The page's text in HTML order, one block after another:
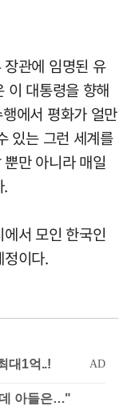
관에 임명된 유
이 대통령을 향해
에서 평화가 얼만
있는 그런 세계를
만 아니라 매일
.
서 모인 한국인
이다.
아들은…"